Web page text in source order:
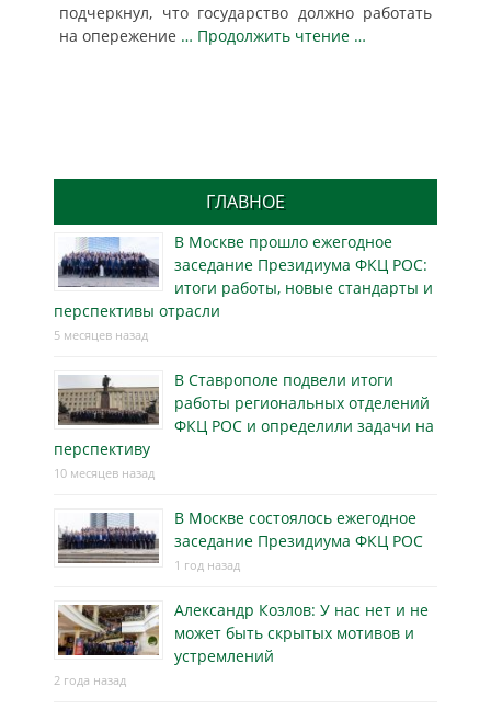
подчеркнул, что государство должно работать
на опережение … Продолжить чтение …
ГЛАВНОЕ
В Москве прошло ежегодное
заседание Президиума ФКЦ РОС:
итоги работы, новые стандарты и
перспективы отрасли
5 месяцев назад
В Ставрополе подвели итоги
работы региональных отделений
ФКЦ РОС и определили задачи на
перспективу
10 месяцев назад
В Москве состоялось ежегодное
заседание Президиума ФКЦ РОС
1 год назад
Александр Козлов: У нас нет и не
может быть скрытых мотивов и
устремлений
2 года назад